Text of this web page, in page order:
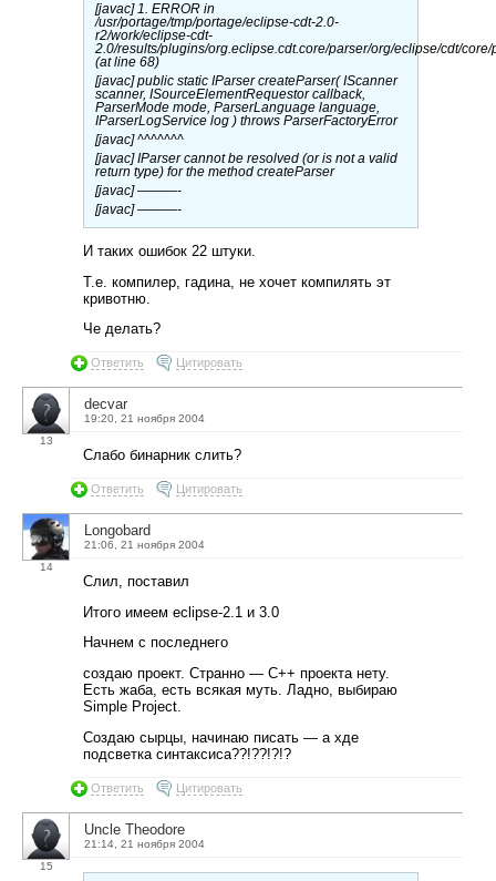
[javac] 1. ERROR in
/usr/portage/tmp/portage/eclipse-cdt-2.0-
r2/work/eclipse-cdt-
2.0/results/plugins/org.eclipse.cdt.core/parser/org/eclipse/cdt/core/
(at line 68)
[javac] public static IParser createParser( IScanner
scanner, ISourceElementRequestor callback,
ParserMode mode, ParserLanguage language,
IParserLogService log ) throws ParserFactoryError
[javac] ^^^^^^^
[javac] IParser cannot be resolved (or is not a valid
return type) for the method createParser
[javac] ———-
[javac] ———-
И таких ошибок 22 штуки.
Т.е. компилер, гадина, не хочет компилять эт
кривотню.
Че делать?
Ответить Цитировать
13
decvar
19:20, 21 ноября 2004
Слабо бинарник слить?
Ответить Цитировать
14
Longobard
21:06, 21 ноября 2004
Слил, поставил
Итого имеем eclipse-2.1 и 3.0
Начнем с последнего
создаю проект. Странно — С++ проекта нету.
Есть жаба, есть всякая муть. Ладно, выбираю
Simple Project.
Создаю сырцы, начинаю писать — а хде
подсветка синтаксиса??!??!?!?
Ответить Цитировать
15
Uncle Theodore
21:14, 21 ноября 2004